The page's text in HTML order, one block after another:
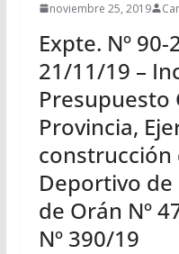
noviembre 25, 2019
Expte. Nº
21/11/19 –
Presupuesto
Provincia,
construcción
Deportivo de
de Orán Nº
Nº 390/19